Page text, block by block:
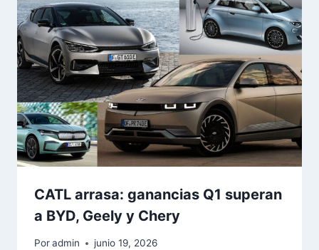
CATL arrasa: ganancias Q1 superan
a BYD, Geely y Chery
Poradmin junio 19, 2026